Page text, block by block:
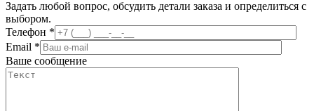
Задать любой вопрос, обсудить детали заказа и определиться с
выбором.
Телефон *
Email *
Ваше сообщение